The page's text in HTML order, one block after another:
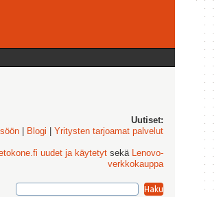
Uutiset:
Blogi |Yritysten tarjoamat palvelut
uudet ja käytetyt sekä Lenovo-
verkkokauppa